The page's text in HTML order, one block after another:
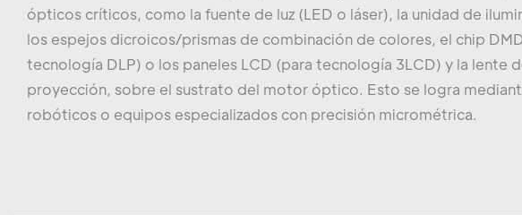
ópticos críticos, como la fuente de luz (LED o láser), la unidad de
los espejos dicroicos/prismas de combinación de colores, el chip
tecnología DLP) o los paneles LCD (para tecnología 3LCD) y la lente
proyección, sobre el sustrato del motor óptico. Esto se logra
robóticos o equipos especializados con precisión micrométrica.